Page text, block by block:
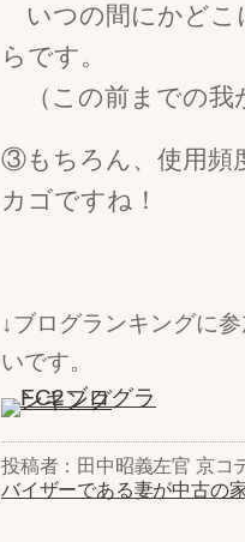
いつの間にかどこ
らです。
（この前までの我
③もちろん、使用頻
カゴですね！
↓ブログランキングに
いです。
投稿者：田中昭義左官 京コ
バイザーである妻が中古の